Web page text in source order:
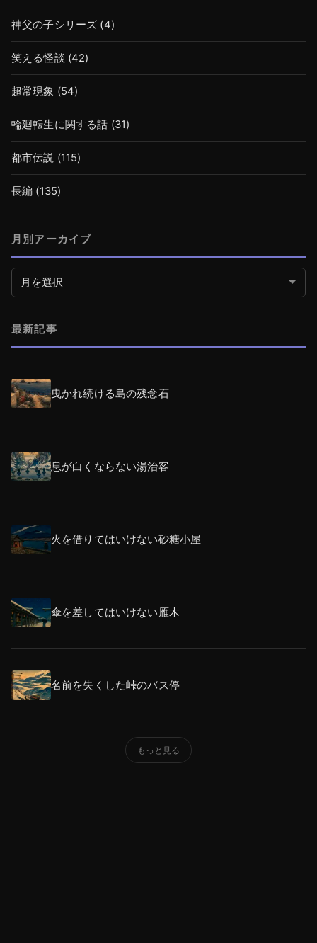
神父の子シリーズ (4)
笑える怪談 (42)
超常現象 (54)
輪廻転生に関する話 (31)
都市伝説 (115)
長編 (135)
月別アーカイブ
月別アーカイブ
最新記事
曳かれ続ける島の残念石
息が白くならない湯治客
火を借りてはいけない砂糖小屋
傘を差してはいけない雁木
名前を失くした峠のバス停
もっと見る